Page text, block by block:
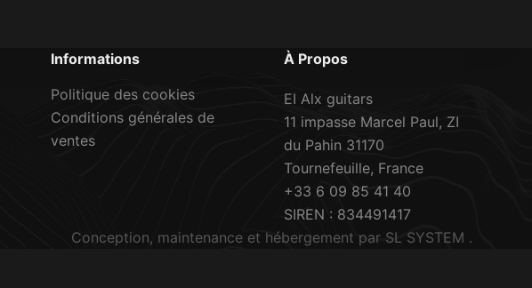
Informations
Politique des cookies
Conditions générales de
ventes
À Propos
EI Alx guitars
11 impasse Marcel Paul, ZI
du Pahin 31170
Tournefeuille, France
+33 6 09 85 41 40
SIREN : 834491417
Conception, maintenance et hébergement par SL SYSTEM .